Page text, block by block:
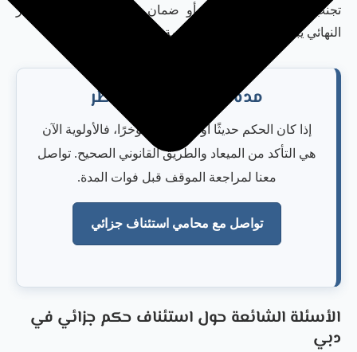
تجنب الوعود غير الواقعية أو ضمان نتيجة معينة، لأن القرار
النهائي يبقى من اختصاص المحكمة.
مدة الاستئناف لا تنتظر
إذا كان الحكم حديثًا أو علمت به مؤخرًا، فالأولوية الآن
هي التأكد من الميعاد والطريق القانوني الصحيح. تواصل
معنا لمراجعة الموقف قبل فوات المدة.
تواصل مع محامي استئناف جزائي
الأسئلة الشائعة حول استئناف حكم جزائي في
دبي